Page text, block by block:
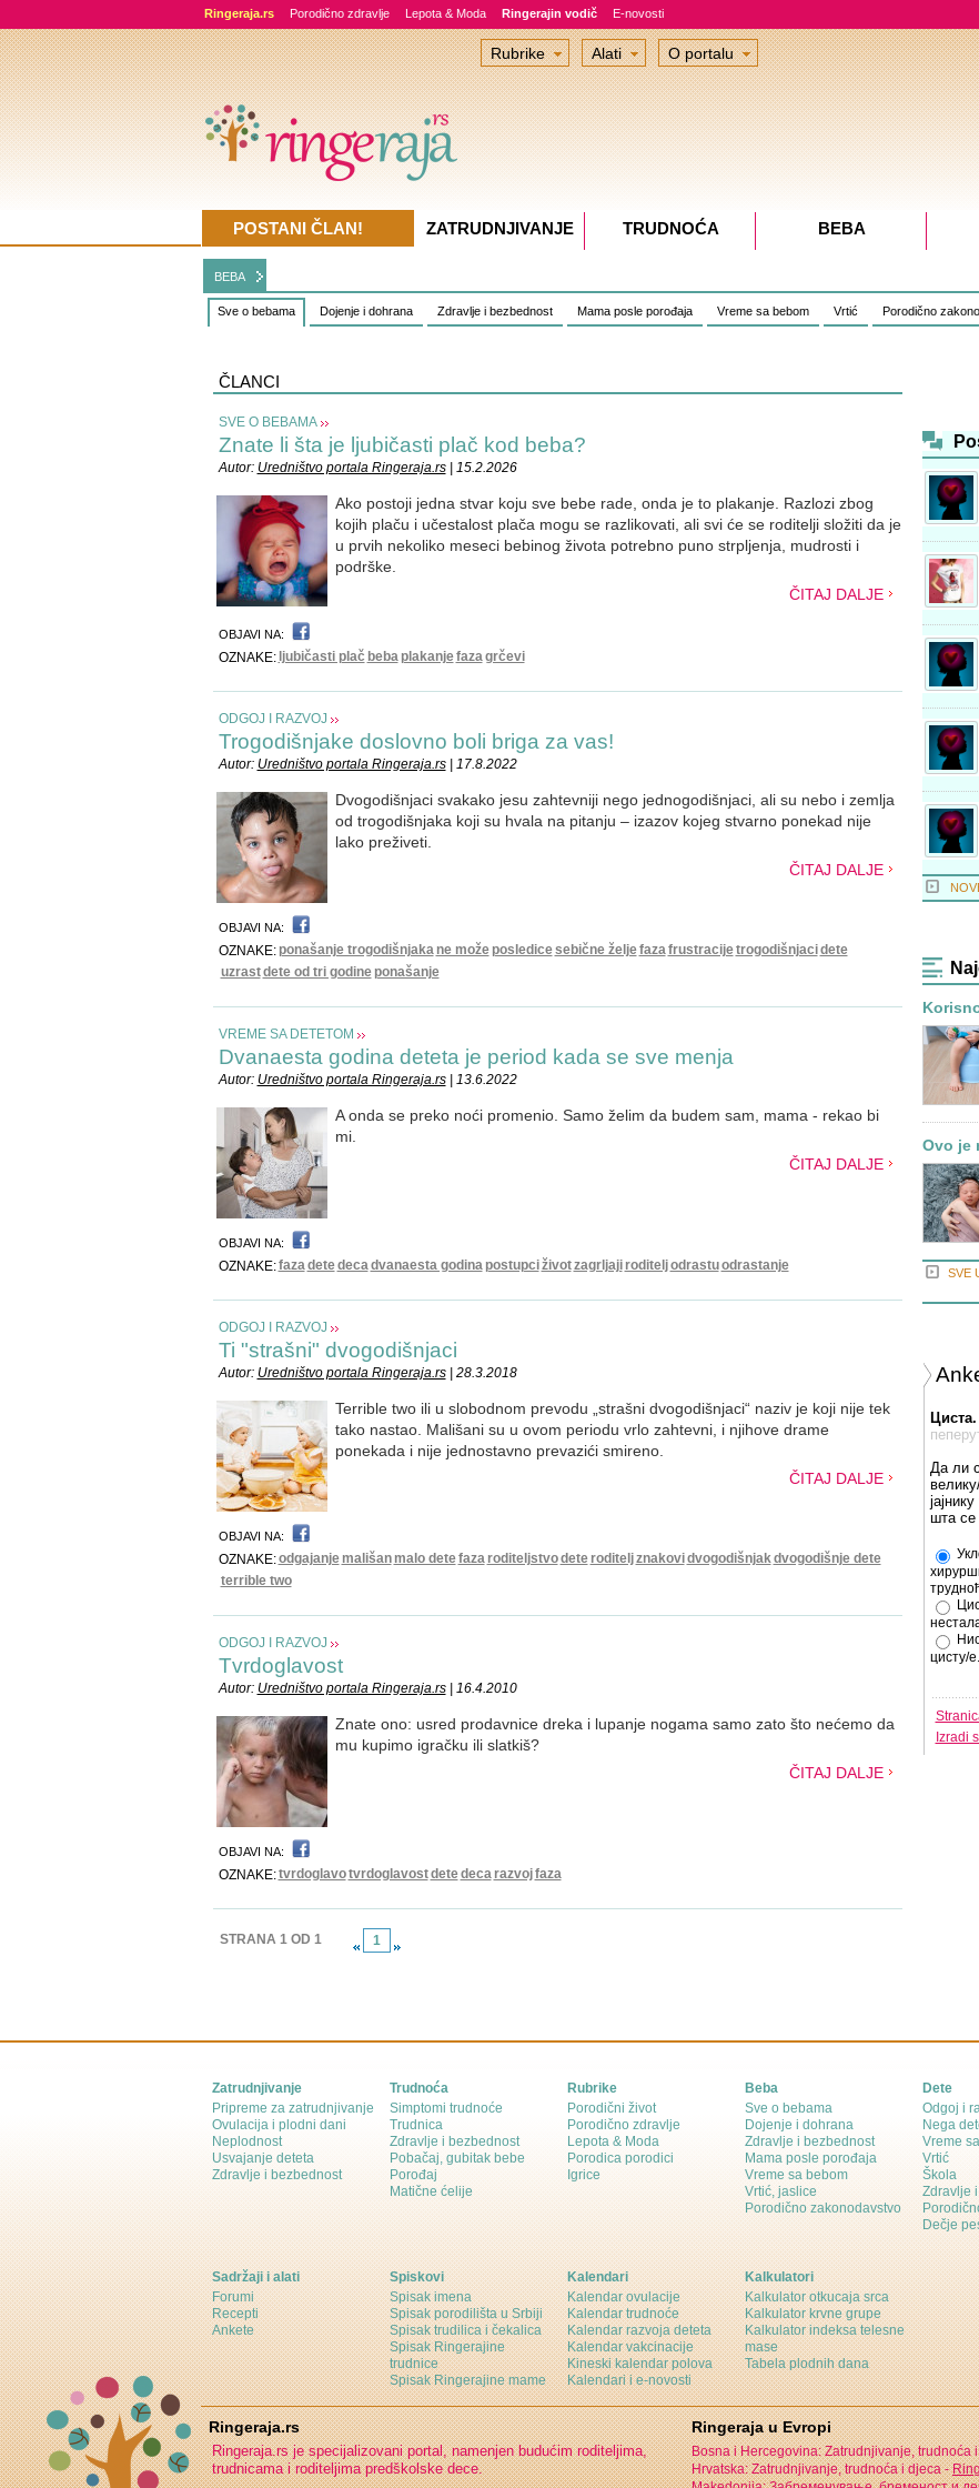
Ringeraja.rs Porodično zdravlje Lepota & Moda Ringerajin vodič E-novosti
BEBA
Sve o bebama Dojenje i dohrana Zdravlje i bezbednost Mama posle porođaja Vreme sa bebom Vrtić Porodično
ČLANCI
SVE O BEBAMA
Znate li šta je ljubičasti plač kod beba?
Autor: Uredništvo portala Ringeraja.rs| 15.2.2026
Ako postoji jedna stvar koju sve bebe rade, onda je to plakanje. Razlozi zbog
kojih plaču i učestalost plača mogu se razlikovati, ali svi će se roditelji složiti da je
u prvih nekoliko meseci bebinog života potrebno puno strpljenja, mudrosti i
podrške.
ČITAJ DALJE
OBJAVI NA:
OZNAKE: ljubičasti plač beba plakanjefazagrčevi
ODGOJ I RAZVOJ
Trogodišnjake doslovno boli briga za vas!
Autor: Uredništvo portala Ringeraja.rs| 17.8.2022
Dvogodišnjaci svakako jesu zahtevniji nego jednogodišnjaci, ali su nebo i zemlja
od trogodišnjaka koji su hvala na pitanju – izazov kojeg stvarno ponekad nije
lako preživeti.
ČITAJ DALJE
OBJAVI NA:
OZNAKE: ponašanje trogodišnjaka ne može posledicesebične željefazafrustracijetrogodišnjacidete
uzrastdete od tri godine ponašanje
VREME SA DETETOM
Dvanaesta godina deteta je period kada se sve menja
Autor: Uredništvo portala Ringeraja.rs| 13.6.2022
A onda se preko noći promenio. Samo želim da budem sam, mama - rekao bi
mi.
ČITAJ DALJE
OBJAVI NA:
OZNAKE:fazadetedecadvanaesta godina postupciživotzagrljaji roditeljodrastuodrastanje
ODGOJ I RAZVOJ
Ti "strašni" dvogodišnjaci
Autor: Uredništvo portala Ringeraja.rs| 28.3.2018
Terrible two ili u slobodnom prevodu „strašni dvogodišnjaci“ naziv je koji nije tek
tako nastao. Mališani su u ovom periodu vrlo zahtevni, i njihove drame
ponekada i nije jednostavno prevazići smireno.
ČITAJ DALJE
OBJAVI NA:
OZNAKE:odgajanje mališan malo detefaza roditeljstvodete roditeljznakovidvogodišnjakdvogodišnje dete
terrible two
ODGOJ I RAZVOJ
Tvrdoglavost
Autor: Uredništvo portala Ringeraja.rs| 16.4.2010
Znate ono: usred prodavnice dreka i lupanje nogama samo zato što nećemo da
mu kupimo igračku ili slatkiš?
ČITAJ DALJE
OBJAVI NA:
OZNAKE:tvrdoglavotvrdoglavostdetedeca razvojfaza
STRANA 1 OD 1 1
Ovo je
SVE
Циста.
Да ли
шта
цисту/е.
Izradi
Rubrike Alati O portalu
POSTANI ČLAN! ZATRUDNJIVANJE TRUDNOĆA BEBA
Zatrudnjivanje
Pripreme za zatrudnjivanje
Ovulacija i plodni dani
Neplodnost
Usvajanje deteta
Zdravlje i bezbednost
Trudnoća
Simptomi trudnoće
Trudnica
Zdravlje i bezbednost
Pobačaj, gubitak bebe
Porođaj
Matične ćelije
Rubrike
Porodični život
Porodično zdravlje
Lepota & Moda
Porodica porodici
Igrice
Beba
Sve o bebama
Dojenje i dohrana
Zdravlje i bezbednost
Mama posle porođaja
Vreme sa bebom
Vrtić, jaslice
Porodično zakonodavstvo
Dete
Odgoj i
Nega
Vreme
Vrtić
Škola
Zdravlje
Dečje
Sadržaji i alati
Forumi
Recepti
Ankete
Spiskovi
Spisak imena
Spisak porodilišta u Srbiji
Spisak trudilica i čekalica
Spisak Ringerajine
trudnice
Spisak Ringerajine mame
Kalendari
Kalendar ovulacije
Kalendar trudnoće
Kalendar razvoja deteta
Kalendar vakcinacije
Kineski kalendar polova
Kalendari i e-novosti
Kalkulatori
Kalkulator otkucaja srca
Kalkulator krvne grupe
Kalkulator indeksa telesne
mase
Tabela plodnih dana
Ringeraja.rs
Ringeraja.rs je specijalizovani portal, namenjen budućim roditeljima,
trudnicama i roditeljima predškolske dece.
Ringeraja u Evropi
Bosna i Hercegovina: Zatrudnjivanje, trudnoća
Hrvatska: Zatrudnjivanje, trudnoća i djeca -